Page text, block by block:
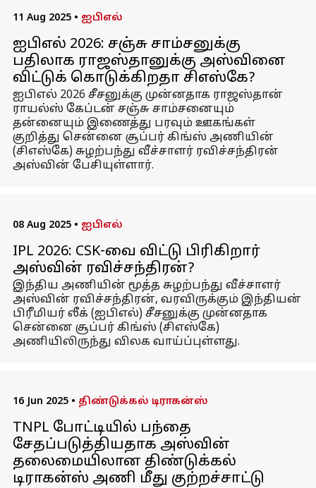
11 Aug 2025 • ஐபிஎல்
ஐபிஎல் 2026: சஞ்சு சாம்சனுக்கு
பதிலாக ராஜஸ்தானுக்கு அஸ்வினை
விட்டுக் கொடுக்கிறதா சிஎஸ்கே?
ஐபிஎல் 2026 சீசனுக்கு முன்னதாக ராஜஸ்தான்
ராயல்ஸ் கேப்டன் சஞ்சு சாம்சனையும்
தன்னையும் இணைத்து பரவும் ஊகங்கள்
குறித்து சென்னை சூப்பர் கிங்ஸ் அணியின்
(சிஎஸ்கே) சுழற்பந்து வீச்சாளர் ரவிச்சந்திரன்
அஸ்வின் பேசியுள்ளார்.
08 Aug 2025 • ஐபிஎல்
IPL 2026: CSK-வை விட்டு பிரிகிறார்
அஸ்வின் ரவிச்சந்திரன்?
இந்திய அணியின் மூத்த சுழற்பந்து வீச்சாளர்
அஸ்வின் ரவிச்சந்திரன், வரவிருக்கும் இந்தியன்
பிரீமியர் லீக் (ஐபிஎல்) சீசனுக்கு முன்னதாக
சென்னை சூப்பர் கிங்ஸ் (சிஎஸ்கே)
அணியிலிருந்து விலக வாய்ப்புள்ளது.
16 Jun 2025 • திண்டுக்கல் டிராகன்ஸ்
TNPL போட்டியில் பந்தை
சேதப்படுத்தியதாக அஸ்வின்
தலைமையிலான திண்டுக்கல்
டிராகன்ஸ் அணி மீது குற்றச்சாட்டு